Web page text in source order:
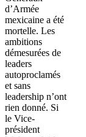
d’Armée
mexicaine a été
mortelle. Les
ambitions
démesurées de
leaders
autoproclamés
et sans
leadership n’ont
rien donné. Si
le Vice-
président